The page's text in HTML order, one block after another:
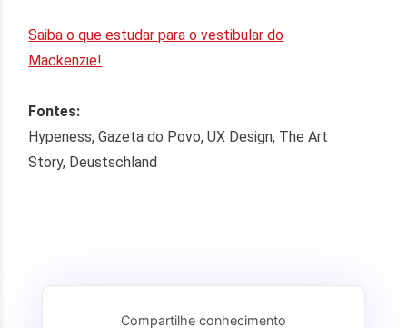
Saiba o que estudar para o vestibular do
Mackenzie!
Fontes:
Hypeness, Gazeta do Povo, UX Design, The Art
Story, Deustschland
Compartilhe conhecimento